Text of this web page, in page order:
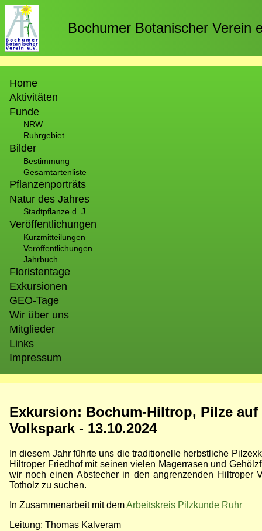
Direkt
zum
Inhalt
Bochumer Botanischer Verein
Home
Aktivitäten
Funde
NRW
Ruhrgebiet
Bilder
Bestimmung
Gesamtartenliste
Pflanzenporträts
Natur des Jahres
Stadtpflanze d. J.
Veröffentlichungen
Kurzmitteilungen
Veröffentlichungen
Jahrbuch
Floristentage
Exkursionen
GEO-Tage
Wir über uns
Mitglieder
Links
Impressum
Exkursion: Bochum-Hiltrop, Pilze
Volkspark - 13.10.2024
In diesem Jahr führte uns die traditionelle herbstliche
Hiltroper Friedhof mit seinen vielen Magerrasen und
wir noch einen Abstecher in den angrenzenden Hiltroper
Totholz zu suchen.
In Zusammenarbeit mit demArbeitskreis Pilzkunde Ruhr
Leitung: Thomas Kalveram